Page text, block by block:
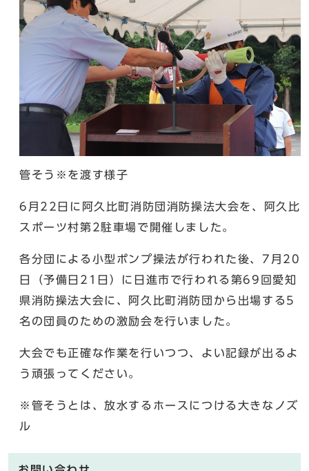
管そう※を渡す様子
6月22日に阿久比町消防団消防操法大会を、阿久比
スポーツ村第2駐車場で開催しました。
各分団による小型ポンプ操法が行われた後、7月20
日（予備日21日）に日進市で行われる第69回愛知
県消防操法大会に、阿久比町消防団から出場する5
名の団員のための激励会を行いました。
大会でも正確な作業を行いつつ、よい記録が出るよ
う頑張ってください。
※管そうとは、放水するホースにつける大きなノズ
ル